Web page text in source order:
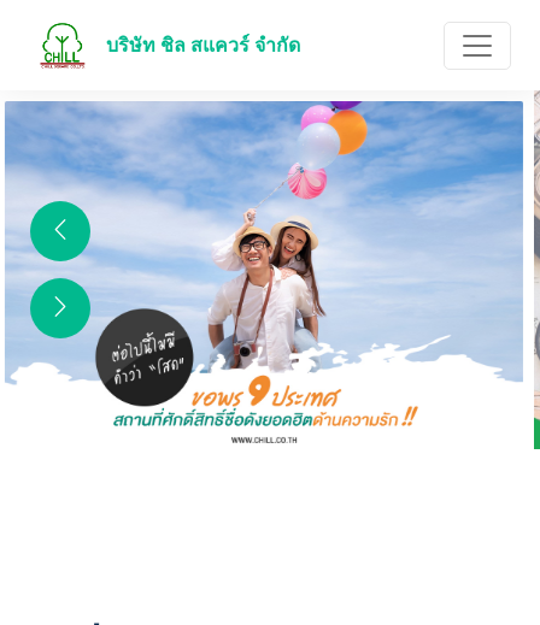
บริษัท ชิล สแควร์ จำกัด